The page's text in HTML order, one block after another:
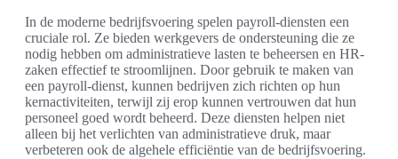
In de moderne bedrijfsvoering spelen payroll-diensten een
cruciale rol. Ze bieden werkgevers de ondersteuning die ze
nodig hebben om administratieve lasten te beheersen en HR-
zaken effectief te stroomlijnen. Door gebruik te maken van
een payroll-dienst, kunnen bedrijven zich richten op hun
kernactiviteiten, terwijl zij erop kunnen vertrouwen dat hun
personeel goed wordt beheerd. Deze diensten helpen niet
alleen bij het verlichten van administratieve druk, maar
verbeteren ook de algehele efficiëntie van de bedrijfsvoering.